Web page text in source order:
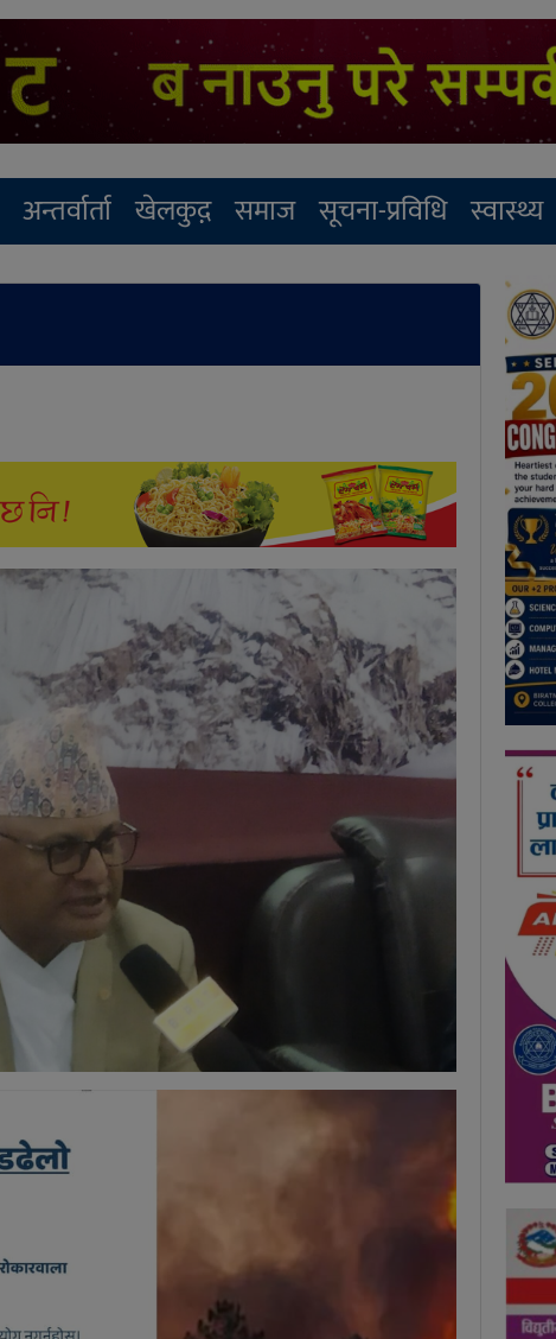
अन्तर्वार्ता खेलकुद़़ समाज सूचना-प्रविधि स्वास्थ्य